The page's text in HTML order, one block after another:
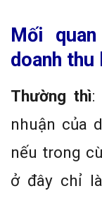
Mối
doanh thu
Thường thì:
nhuận của
nếu trong
ở đây chỉ